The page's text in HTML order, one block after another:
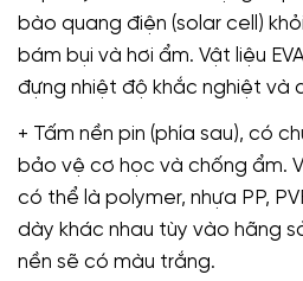
bào quang điện (solar cell)
bám bụi và hơi ẩm. Vật liệu
đựng nhiệt độ khắc nghiệt và
+ Tấm nền pin (phía sau), có
bảo vệ cơ học và chống ẩm.
có thể là polymer, nhựa PP,
dày khác nhau tùy vào hãng
nền sẽ có màu trắng.